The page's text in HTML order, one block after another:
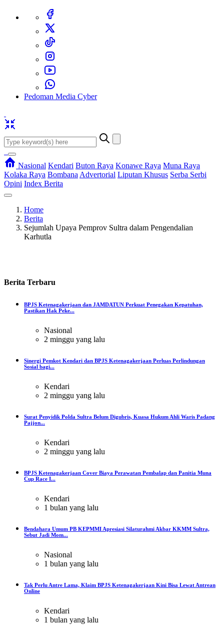
Pedoman Media Cyber
Nasional Kendari Buton Raya Konawe Raya Muna Raya
Kolaka Raya Bombana Advertorial Liputan Khusus Serba Serbi
Opini Index Berita
Home
Berita
Sejumlah Upaya Pemprov Sultra dalam Pengendalian
Karhutla
Berita Terbaru
BPJS Ketenagakerjaan dan JAMDATUN Perkuat Penegakan Kepatuhan,
Pastikan Hak Peke...
Nasional
2 minggu yang lalu
Sinergi Pemkot Kendari dan BPJS Ketenagakerjaan Perluas Perlindungan
Sosial bagi...
Kendari
2 minggu yang lalu
Surat Penyidik Polda Sultra Belum Digubris, Kuasa Hukum Ahli Waris Padang
Pajjon...
Kendari
2 minggu yang lalu
BPJS Ketenagakerjaan Cover Biaya Perawatan Pembalap dan Panitia Muna
Cup Race I...
Kendari
1 bulan yang lalu
Bendahara Umum PB KEPMMI Apresiasi Silaturahmi Akbar KKMM Sultra,
Sebut Jadi Mom...
Nasional
1 bulan yang lalu
Tak Perlu Antre Lama, Klaim BPJS Ketenagakerjaan Kini Bisa Lewat Antrean
Online
Kendari
1 bulan yang lalu